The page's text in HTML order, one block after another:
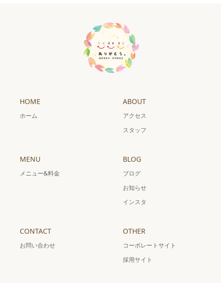
HOME
ホーム
ABOUT
アクセス
スタッフ
MENU
メニュー&料金
BLOG
ブログ
お知らせ
インスタ
CONTACT
お問い合わせ
OTHER
コーポレートサイト
採用サイト